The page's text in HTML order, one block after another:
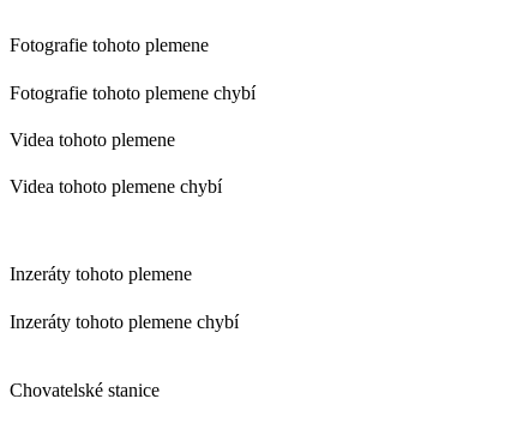
Fotografie tohoto plemene
Fotografie tohoto plemene chybí
Videa tohoto plemene
Videa tohoto plemene chybí
Inzeráty tohoto plemene
Inzeráty tohoto plemene chybí
Chovatelské stanice